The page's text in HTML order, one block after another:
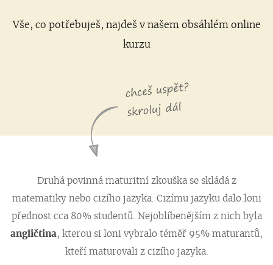
Vše, co potřebuješ, najdeš v našem obsáhlém online
kurzu
Druhá povinná maturitní zkouška se skládá z
matematiky nebo cizího jazyka. Cizímu jazyku dalo loni
přednost cca 80% studentů. Nejoblíbenějším z nich byla
angličtina, kterou si loni vybralo téměř 95% maturantů,
kteří maturovali z cizího jazyka.